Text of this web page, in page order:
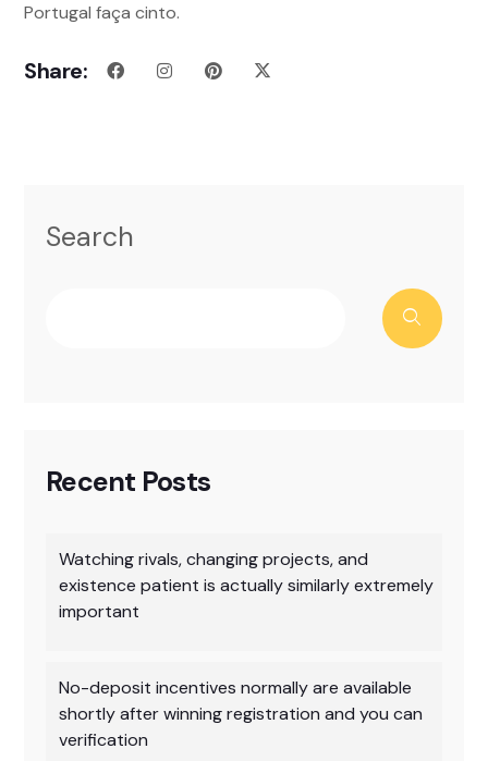
Portugal faça cinto.
Share:
Search
Recent Posts
Watching rivals, changing projects, and
existence patient is actually similarly extremely
important
No-deposit incentives normally are available
shortly after winning registration and you can
verification